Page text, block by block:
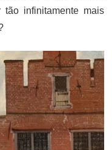
tão infinitamente mais